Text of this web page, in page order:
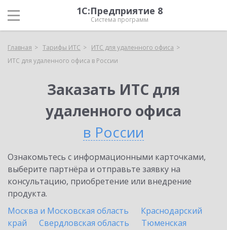
1С:Предприятие 8
Система программ
Главная Тарифы ИТС
ИТС для удаленного офиса
ИТС для удаленного офиса в России
Заказать ИТС для
удаленного офиса
в России
Ознакомьтесь с информационными карточками,
выберите партнёра и отправьте заявку на
консультацию, приобретение или внедрение
продукта.
Москва и Московская область
Краснодарский
край
Свердловская область
Тюменская